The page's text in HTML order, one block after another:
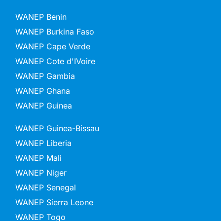
WANEP Benin
WANEP Burkina Faso
WANEP Cape Verde
WANEP Cote d'IVoire
WANEP Gambia
WANEP Ghana
WANEP Guinea
WANEP Guinea-Bissau
WANEP Liberia
WANEP Mali
WANEP Niger
WANEP Senegal
WANEP Sierra Leone
WANEP Togo